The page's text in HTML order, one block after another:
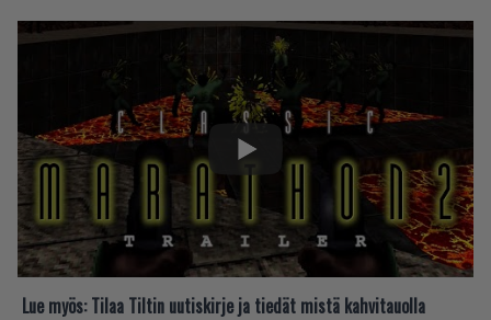
Lue myös: Tilaa Tiltin uutiskirje ja tiedät mistä kahvitauolla